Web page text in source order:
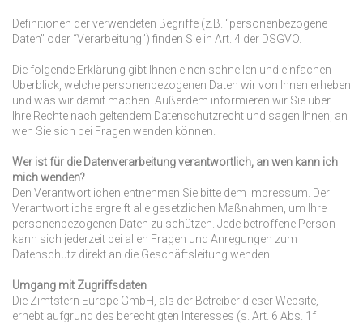
Definitionen der verwendeten Begriffe (z.B. “personenbezogene
Daten” oder “Verarbeitung”) finden Sie in Art. 4 der DSGVO.
Die folgende Erklärung gibt Ihnen einen schnellen und einfachen
Überblick, welche personenbezogenen Daten wir von Ihnen erheben
und was wir damit machen. Außerdem informieren wir Sie über
Ihre Rechte nach geltendem Datenschutzrecht und sagen Ihnen, an
wen Sie sich bei Fragen wenden können.
Wer ist für die Datenverarbeitung verantwortlich, an wen kann ich
mich wenden?
Den Verantwortlichen entnehmen Sie bitte dem Impressum. Der
Verantwortliche ergreift alle gesetzlichen Maßnahmen, um Ihre
personenbezogenen Daten zu schützen. Jede betroffene Person
kann sich jederzeit bei allen Fragen und Anregungen zum
Datenschutz direkt an die Geschäftsleitung wenden.
Umgang mit Zugriffsdaten
Die Zimtstern Europe GmbH, als der Betreiber dieser Website,
erhebt aufgrund des berechtigten Interesses (s. Art. 6 Abs. 1f